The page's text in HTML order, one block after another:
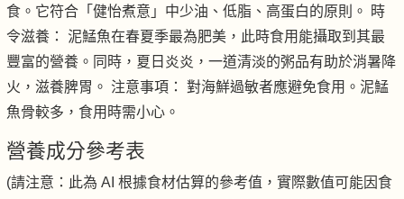
食。它符合「健怡煮意」中少油、低脂、高蛋白的原則。 時
令滋養： 泥鯭魚在春夏季最為肥美，此時食用能攝取到其最
豐富的營養。同時，夏日炎炎，一道清淡的粥品有助於消暑降
火，滋養脾胃。 注意事項： 對海鮮過敏者應避免食用。泥鯭
魚骨較多，食用時需小心。
營養成分參考表
(請注意：此為 AI 根據食材估算的參考值，實際數值可能因食